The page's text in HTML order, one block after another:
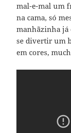
mal-e-mal um
na cama, só
manhãzinha já
se divertir um
em cores,